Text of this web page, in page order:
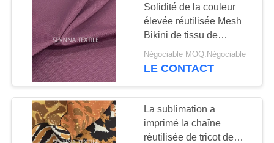
PRIVACY
POLICY
Solidité de la couleur
élevée réutilisée Mesh
Bikini de tissu de
matériel de vêtements
de bain de la SPF 30
Négociable MOQ:Négociable
LE CONTACT
La sublimation a
imprimé la chaîne
réutilisée de tricot de